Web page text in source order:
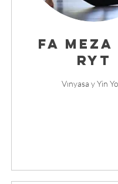
Fa Meza
RYT
Vınyasa y Yin